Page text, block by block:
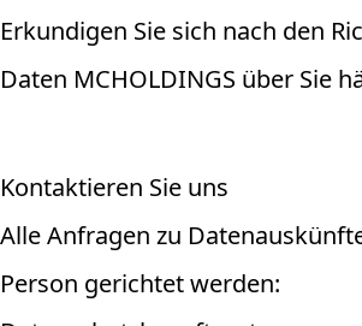
Erkundigen Sie sich nach den
Daten MCHOLDINGS über Sie
Kontaktieren Sie uns
Alle Anfragen zu
Person gerichtet werden: